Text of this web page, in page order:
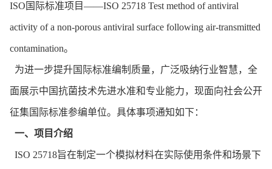
ISO国际标准项目——ISO 25718 Test method of antiviral
activity of a non-porous antiviral surface following air-transmitted
contamination。
为进一步提升国际标准编制质量，广泛吸纳行业智慧，全
面展示中国抗菌技术先进水准和专业能力，现面向社会公开
征集国际标准参编单位。具体事项通知如下：
一、项目介绍
ISO 25718旨在制定一个模拟材料在实际使用条件和场景下